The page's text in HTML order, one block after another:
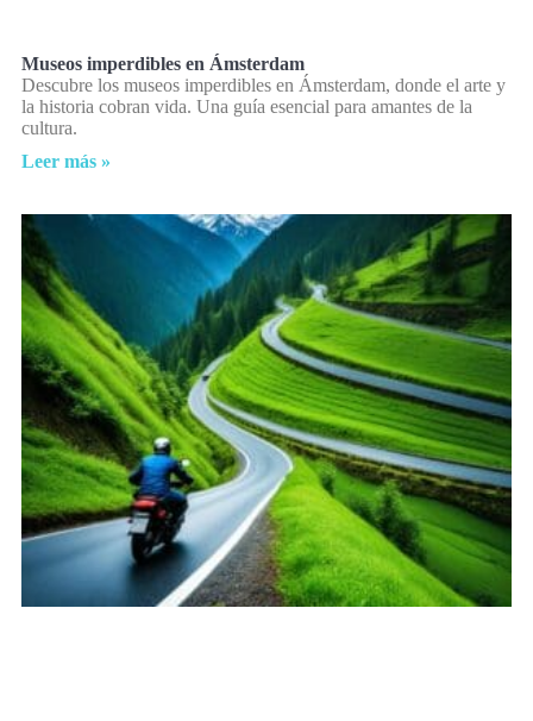
Museos imperdibles en Ámsterdam
Descubre los museos imperdibles en Ámsterdam, donde el arte y
la historia cobran vida. Una guía esencial para amantes de la
cultura.
Leer más »